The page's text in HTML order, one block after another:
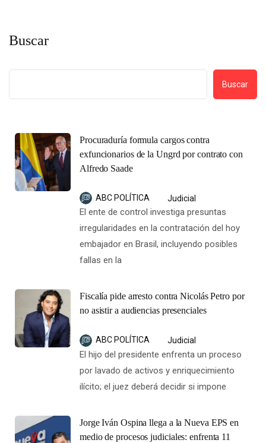
Buscar
Buscar
Procuraduría formula cargos contra
exfuncionarios de la Ungrd por contrato con
Alfredo Saade
ABC POLÍTICA Judicial
El ente de control investiga presuntas
irregularidades en la contratación del hoy
embajador en Brasil, incluyendo posibles
fallas en la
Fiscalía pide arresto contra Nicolás Petro por
no asistir a audiencias presenciales
ABC POLÍTICA Judicial
El hijo del presidente enfrenta un proceso
por lavado de activos y enriquecimiento
ilícito; el juez deberá decidir si impone
Jorge Iván Ospina llega a la Nueva EPS en
medio de procesos judiciales: enfrenta 11